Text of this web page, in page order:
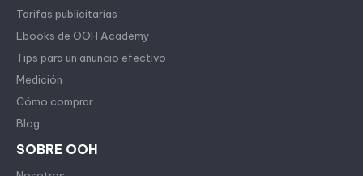
Tarifas publicitarias
Ebooks de OOH Academy
Tips para un anuncio efectivo
Medición
Cómo comprar
Blog
SOBRE OOH